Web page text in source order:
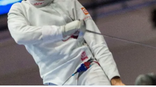
Americký fotbal
Baseball a softbal
Basketbal
Biatlon
NEPŘEHLÉDNĚTE
Soutěže
Historické návraty
Aplikace ČT sport